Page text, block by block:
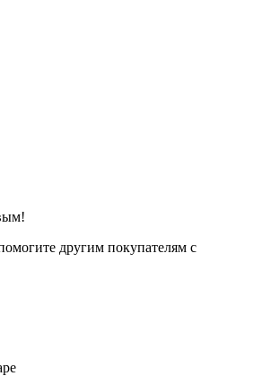
другим покупателям с